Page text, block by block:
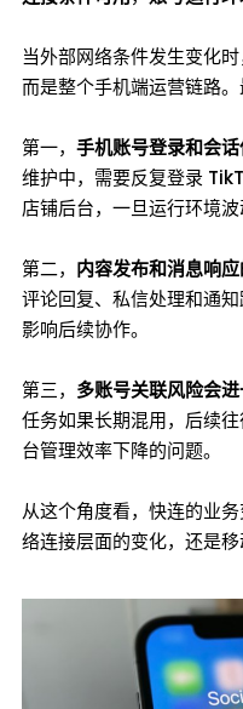
当外部网络条件发生变化
而是整个手机端运营链路。
第一， 手机账号登录和会
维护中，需要反复登录
店铺后台，一旦运行环境
第二， 内容发布和消息响
评论回复、私信处理和通
影响后续协作。
第三， 多账号关联风险会
任务如果长期混用，后续
台管理效率下降的问题。
从这个角度看，快连的业
络连接层面的变化，还是